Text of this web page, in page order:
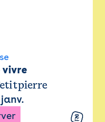
vivre
janv.